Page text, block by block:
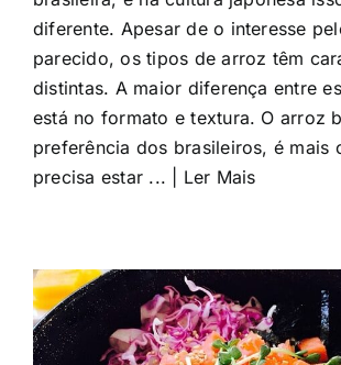
diferente. Apesar de o interesse
parecido, os tipos de arroz têm
distintas. A maior diferença entre
está no formato e textura. O arroz
preferência dos brasileiros, é mais
precisa estar ... | Ler Mais